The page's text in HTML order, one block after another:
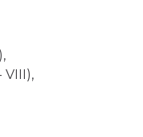
VIII),